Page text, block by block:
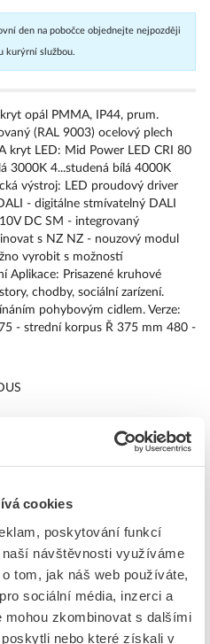
cookies
poskytování funkcí
návštěvnosti využíváme
tom, jak náš web používáte,
sociální média, inzerci a
mohou zkombinovat s dalšími
nebo které získali v
den na pobočce objednejte nejpozději
kurýrní službou.
opál PMMA, IP44, prum.
(RAL 9003) ocelový plech
kryt LED: Mid Power LED CRI 80
3000K 4...studená bílá 4000K
výstroj: LED proudový driver
- digitálne stmívatelný DALI
DC SM - integrovaný
s NZ NZ - nouzový modul
vyrobit s možností
Aplikace: Prisazené kruhové
chodby, sociální zarízení.
pohybovým cidlem. Verze:
- strední korpus Ř 375 mm 480 -
provozní přístroj proudově řízený
(třída 1B)